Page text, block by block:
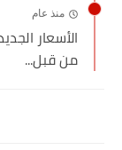
منذ عام
من قبل...